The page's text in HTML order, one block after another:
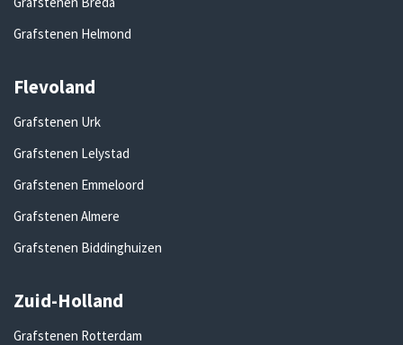
Grafstenen Helmond
Flevoland
Grafstenen Urk
Grafstenen Lelystad
Grafstenen Emmeloord
Grafstenen Almere
Grafstenen Biddinghuizen
Zuid-Holland
Grafstenen Rotterdam